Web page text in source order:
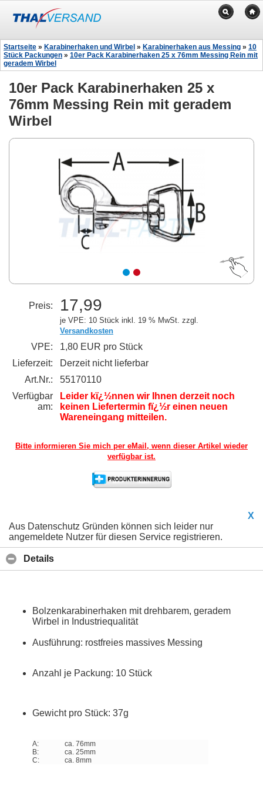
Startseite » Karabinerhaken und Wirbel » Karabinerhaken aus Messing » 10
Stück Packungen » 10er Pack Karabinerhaken 25 x 76mm Messing Rein mit
geradem Wirbel
10er Pack Karabinerhaken 25 x
76mm Messing Rein mit geradem
Wirbel
Preis: 17,99
je VPE: 10 Stück inkl. 19 % MwSt. zzgl.
Versandkosten
VPE:
1,80 EUR pro Stück
Lieferzeit:
Derzeit nicht lieferbar
Art.Nr.:
55170110
Verfügbar
am:
Leider kï¿½nnen wir Ihnen derzeit noch
keinen Liefertermin fï¿½r einen neuen
Wareneingang mitteilen.
Bitte informieren Sie mich per eMail, wenn dieser Artikel wieder
verfügbar ist.
X
Aus Datenschutz Gründen können sich leider nur
angemeldete Nutzer für diesen Service registrieren.
Details
Bolzenkarabinerhaken mit drehbarem, geradem
Wirbel in Industriequalität
Ausführung: rostfreies massives Messing
Anzahl je Packung: 10 Stück
Gewicht pro Stück: 37g
A:
ca. 76mm
B:
ca. 25mm
C:
ca. 8mm